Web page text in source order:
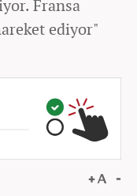
Fransa
ediyor"